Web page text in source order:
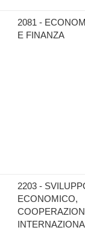
2081 -
E FINANZA
2203 -
ECONOMICO,